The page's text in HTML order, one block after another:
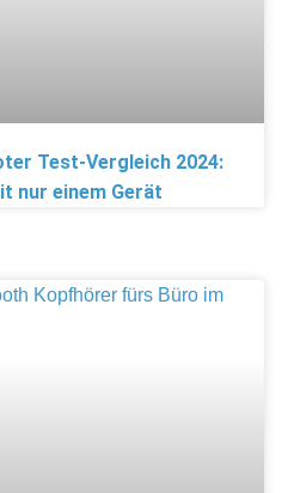
Test-Vergleich 2024:
nur einem Gerät